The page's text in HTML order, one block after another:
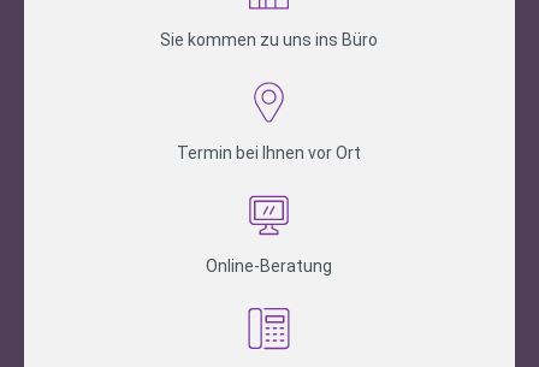
Sie kommen zu uns ins Büro
Termin bei Ihnen vor Ort
Online-Beratung